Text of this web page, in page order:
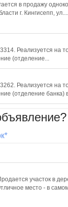
в продажу
г. Кингисепп, ул....
Реализуется на
(отделение...
Реализуется на
(отделение банка)
участок в
место - в